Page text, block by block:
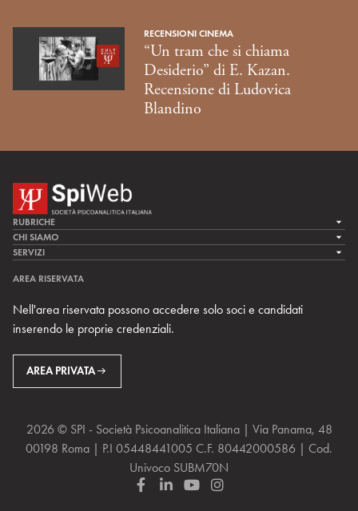
RECENSIONI CINEMA
“Un tram che si chiama
Desiderio” di E. Kazan.
Recensione di Ludovica
Blandino
RUBRICHE
LA CURA
LA RICERCA
MULTIMEDIA
CHI SIAMO
LA SPI
TEAM DI SPIWEB
CONTATTI
RIVISTE
SERVIZI
ARCHIVIO STORICO
AREA RISERVATA
Nell'area riservata possono accedere solo soci e candidati
inserendo le proprie credenziali.
AREA PRIVATA
2026 © SPI - Società Psicoanalitica Italiana | Via Panama, 48
00198 Roma | P.I 05448441005 C.F. 80442000586 | Cod.
Univoco SUBM70N
F
L
Y
I